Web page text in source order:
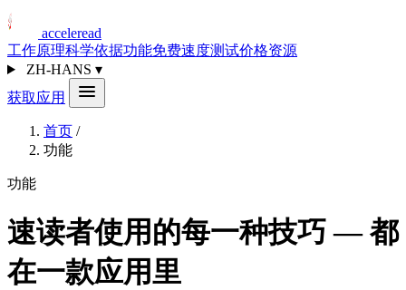
acceleread
工作原理科学依据功能免费速度测试价格资源
ZH-HANS ▾
获取应用
首页 /
功能
功能
速读者使用的每一种技巧 — 都
在一款应用里